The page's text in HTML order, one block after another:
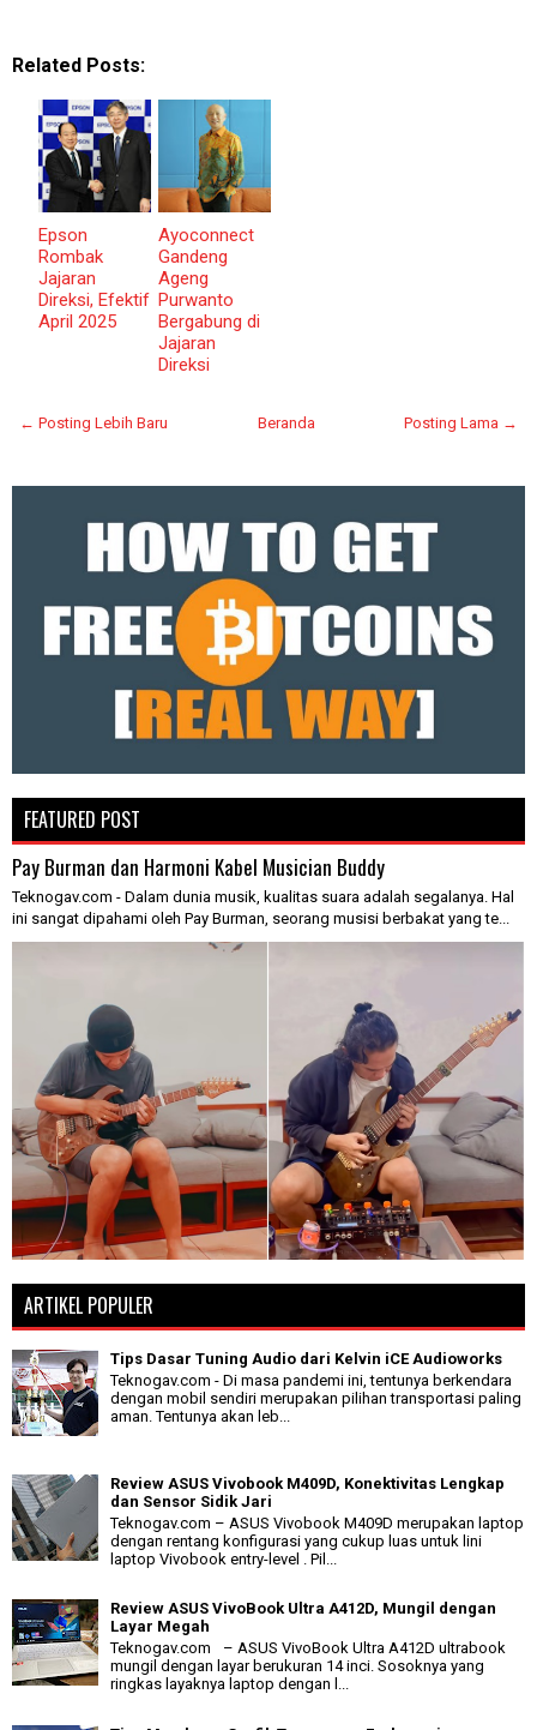
Related Posts:
Epson
Rombak
Jajaran
Direksi, Efektif
April 2025
Ayoconnect
Gandeng
Ageng
Purwanto
Bergabung di
Jajaran
Direksi
← Posting Lebih Baru Posting Lama →
Beranda
FEATURED POST
Pay Burman dan Harmoni Kabel Musician Buddy
Teknogav.com - Dalam dunia musik, kualitas suara adalah segalanya. Hal
ini sangat dipahami oleh Pay Burman, seorang musisi berbakat yang te...
ARTIKEL POPULER
Tips Dasar Tuning Audio dari Kelvin iCE Audioworks
Teknogav.com - Di masa pandemi ini, tentunya berkendara
dengan mobil sendiri merupakan pilihan transportasi paling
aman. Tentunya akan leb...
Review ASUS Vivobook M409D, Konektivitas Lengkap
dan Sensor Sidik Jari
Teknogav.com – ASUS Vivobook M409D merupakan laptop
dengan rentang konfigurasi yang cukup luas untuk lini
laptop Vivobook entry-level . Pil...
Review ASUS VivoBook Ultra A412D, Mungil dengan
Layar Megah
Teknogav.com – ASUS VivoBook Ultra A412D ultrabook
mungil dengan layar berukuran 14 inci. Sosoknya yang
ringkas layaknya laptop dengan l...